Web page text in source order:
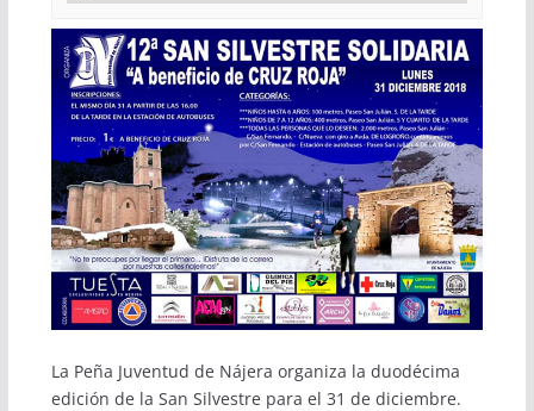
La Peña Juventud de Nájera organiza la duodécima
edición de la San Silvestre para el 31 de diciembre.